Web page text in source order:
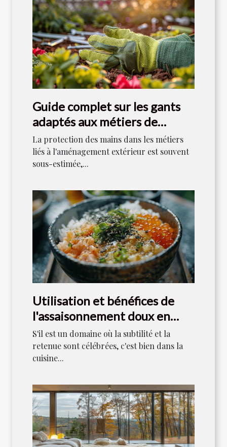
Guide complet sur les gants
adaptés aux métiers de
l'aménagement extérieur
La protection des mains dans les métiers
liés à l'aménagement extérieur est souvent
sous-estimée,...
Utilisation et bénéfices de
l'assaisonnement doux en
cuisine japonaise
S'il est un domaine où la subtilité et la
retenue sont célébrées, c'est bien dans la
cuisine...